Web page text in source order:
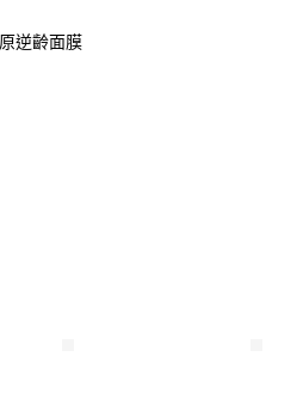
定代理人或監護人之同意方可使用
申辦者引起之損失，本公司不負相關責
將依據個別帳號之用戶狀況，依本公司即
有額度不足之情形，本公司將視審查結果
上)免運費
以上)免運費
逆齡面膜